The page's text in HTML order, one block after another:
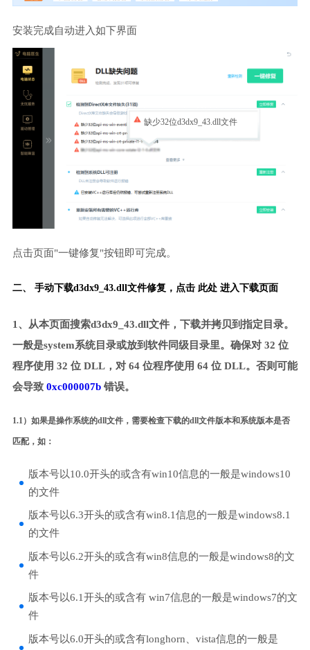
安装完成自动进入如下界面
缺少32位d3dx9_43.dll文件
点击页面"一键修复"按钮即可完成。
二、 手动下载d3dx9_43.dll文件修复， 点击 此处 进入下载页面
1、从本页面搜索d3dx9_43.dll文件，下载并拷贝到指定目录。
一般是system系统目录或放到软件同级目录里。确保对 32 位
程序使用 32 位 DLL，对 64 位程序使用 64 位 DLL。否则可能
会导致 0xc000007b错误。
1.1）如果是操作系统的dll文件，需要检查下载的dll文件版本和系统版本是否
匹配，如：
版本号以10.0开头的或含有win10信息的一般是windows10
的文件
版本号以6.3开头的或含有win8.1信息的一般是windows8.1
的文件
版本号以6.2开头的或含有win8信息的一般是windows8的文
件
版本号以6.1开头的或含有 win7信息的一般是windows7的文
件
版本号以6.0开头的或含有longhorn、vista信息的一般是